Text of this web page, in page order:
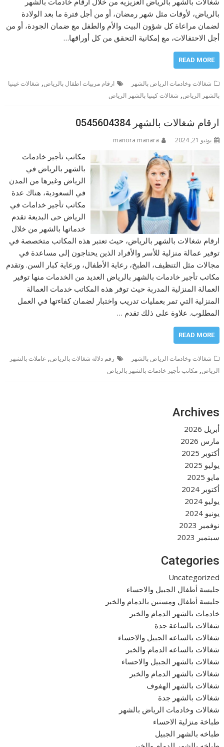
بالرياض، لأوقات مثل شهر رمضان، أو من أجل فترة ما بعد الولادة
لضمان مراعاة كل شؤون البيت والأم والطفل مع ضمان الجودة، أو من
أجل الاحتفالات، مع إمكانية التحقق من كل أوراقها…
READ MORE
شغالات وخادمات الرياض بالشهر ارقام مربيات اطفال بالرياض, شغالات غينيا
بالشهر الرياض, شغالات كينيا بالشهر الرياض
ارقام شغالات بالشهر 0545604384
يونيو 21, 2024 manora manara
مكاتب تأجير خادمات
بالشهر بالرياض في
الرياض وغيرها من المدن
في السعودية، هناك عدة
مكاتب تأجير خدامات في
الرياض حى البديعة تقدم
خدماتها بالشهر من خلال
ارقام شغالات بالشهر بالرياض، حيث تعتبر هذه المكاتب متخصصة في
توفير عمالة منزلية للأسر والأفراد الذين يحتاجون إلى مساعدة في
مجالات مثل التنظيف، الطبخ، رعاية الأطفال، ورعاية كبار السن. وتقدم
مكاتب تأجير خادمات بالشهر بالرياض العديد من الخدمات منها توفير
العمالة المنزلية المدربة حيث توفر هذه المكاتب خدمات العمالة
المنزلية التي تمر بعمليات تدريب واختبار لضمان كفاءتها في العمل
المطلوب. علاوة على ذلك تقدم …
READ MORE
شغالات وخادمات الرياض بالشهر رقم دلالة شغالات بالرياض, عاملات بالشهر
الرياض,مكاتب تأجير خادمات بالشهر بالرياض
Archives
أبريل 2026
مارس 2026
أكتوبر 2025
يوليو 2025
مايو 2025
أكتوبر 2024
يوليو 2024
يونيو 2024
نوفمبر 2023
سبتمبر 2023
Categories
Uncategorized
جليسة أطفال الجبيل والاحساء
جليسة أطفال ومسنين بالدمام والخبر
خادمات بالشهر الدمام والخبر
شغالات بالساعة جدة
شغالات بالساعه الجبيل والاحساء
شغالات بالساعه الدمام والخبر
شغالات بالشهر الجبيل والاحساء
شغالات بالشهر الدمام والخبر
شغالات بالشهر الهفوف
شغالات بالشهر جدة
شغالات وخادمات الرياض بالشهر
طباخة منزلية الاحساء
طباخه بالشهر الجبيل